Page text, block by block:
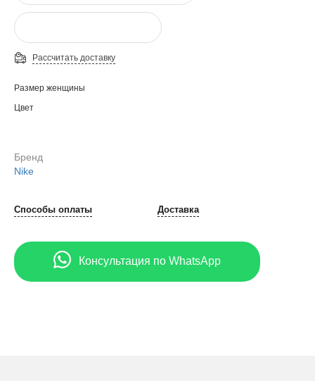
Рассчитать доставку
Размер женщины
Цвет
Бренд
Nike
Способы оплаты Доставка
Консультация по WhatsApp